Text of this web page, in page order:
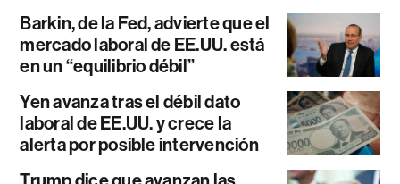
Barkin, de la Fed, advierte que el
mercado laboral de EE.UU. está
en un “equilibrio débil”
Yen avanza tras el débil dato
laboral de EE.UU. y crece la
alerta por posible intervención